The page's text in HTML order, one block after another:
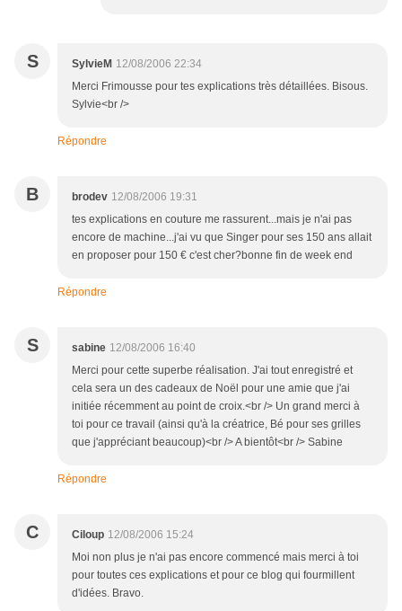
S SylvieM 12/08/2006 22:34
Merci Frimousse pour tes explications très détaillées. Bisous.
Sylvie<br />
Répondre
B brodev 12/08/2006 19:31
tes explications en couture me rassurent...mais je n'ai pas
encore de machine...j'ai vu que Singer pour ses 150 ans allait
en proposer pour 150 € c'est cher?bonne fin de week end
Répondre
S sabine 12/08/2006 16:40
Merci pour cette superbe réalisation. J'ai tout enregistré et
cela sera un des cadeaux de Noël pour une amie que j'ai
initiée récemment au point de croix.<br /> Un grand merci à
toi pour ce travail (ainsi qu'à la créatrice, Bé pour ses grilles
que j'appréciant beaucoup)<br /> A bientôt<br /> Sabine
Répondre
C Ciloup 12/08/2006 15:24
Moi non plus je n'ai pas encore commencé mais merci à toi
pour toutes ces explications et pour ce blog qui fourmillent
d'idées. Bravo.